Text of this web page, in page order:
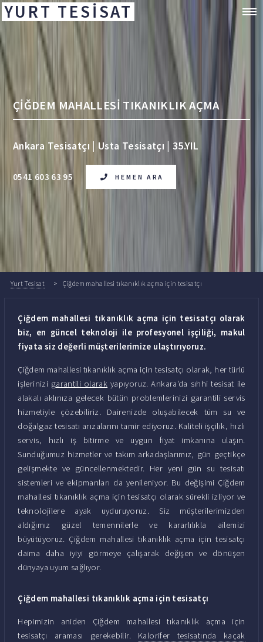
YURT TESİSAT
ÇİĞDEM MAHALLESİ TIKANIKLIK AÇMA
Ankara Tesisatçı | Usta Tesisatçı | 35.YIL
0541 603 63 95 HEMEN ARA
Yurt Tesisat Çiğdem mahallesi tıkanıklık açma için tesisatçı
Çiğdem mahallesi tıkanıklık açma için tesisatçı olarak
biz, en güncel teknoloji ile profesyonel işçiliği, makul
fiyata siz değerli müşterilerimize ulaştırıyoruz.
Çiğdem mahallesi tıkanıklık açma için tesisatçı olarak, her türlü
işlerinizi garantili olarak yapıyoruz. Ankara'da sıhhi tesisat ile
alakalı aklınıza gelecek bütün problemlerinizi garantili servis
hizmetiyle çözebiliriz. Dairenizde oluşabilecek tüm su ve
doğalgaz tesisatı arızalarını tamir ediyoruz. Kaliteli işçilik, hızlı
servis, hızlı iş bitirme ve uygun fiyat imkanına ulaşın.
Sunduğumuz hizmetler ve takım arkadaşlarımız, gün geçtikçe
gelişmekte ve güncellenmektedir. Her yeni gün su tesisatı
sistemleri ve ekipmanları da yenileniyor. Bu değişimi Çiğdem
mahallesi tıkanıklık açma için tesisatçı olarak sürekli izliyor ve
teknolojilere ayak uyduruyoruz. Siz müşterilerimizden
aldığımız güzel temennilerle ve kararlılıkla ailemizi
büyütüyoruz. Çiğdem mahallesi tıkanıklık açma için tesisatçı
daima daha iyiyi görmeye çalışarak değişen ve dönüşen
dünyaya uyum sağlıyor.
Çiğdem mahallesi tıkanıklık açma için tesisatçı
Hepimizin aniden Çiğdem mahallesi tıkanıklık açma için
tesisatçı araması gerekebilir. Kalorifer tesisatında kaçak